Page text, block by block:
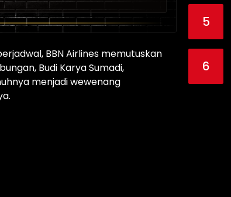
BBN Airlines memutuskan
Budi Karya Sumadi,
menjadi wewenang
5
6